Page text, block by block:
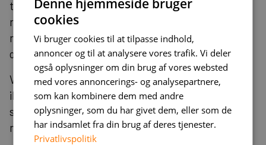
tekniske og forretningsmetrics. Teknisk fokus på
response-tider, throughput og fejlrater per agent,
mens forretningsmetrics måler proceseffektivitet,
omkostningsreduktion og kvalitetsforbedringer.
Vi tager udgangspunkt i jeres situation, men vi er
ikke bange for at udfordre status quo. På den måde
sikrer vi, at I ikke blot får det, I forventer – men ofte
mere end I havde forestillet jer.
cookies
Vi bruger cookies til at tilpasse indhold,
annoncer og til at analysere vores trafik. Vi deler
også oplysninger om din brug af vores websted
med vores annoncerings- og analysepartnere,
som kan kombinere dem med andre
oplysninger, som du har givet dem, eller som de
har indsamlet fra din brug af deres tjenester.
Privatlivspolitik